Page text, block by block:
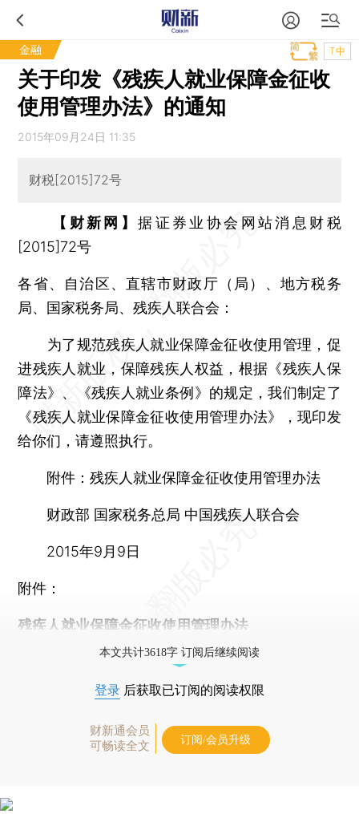
金融 T中
关于印发《残疾人就业保障金征收
使用管理办法》的通知
2015年09月24日 11:35
财税[2015]72号
【财新网】据证券业协会网站消息财税
[2015]72号
各省、自治区、直辖市财政厅（局）、地方税务
局、国家税务局、残疾人联合会：
为了规范残疾人就业保障金征收使用管理，促
进残疾人就业，保障残疾人权益，根据《残疾人保
障法》、《残疾人就业条例》的规定，我们制定了
《残疾人就业保障金征收使用管理办法》，现印发
给你们，请遵照执行。
附件：残疾人就业保障金征收使用管理办法
财政部 国家税务总局 中国残疾人联合会
2015年9月9日
附件：
残疾人就业保障金征收使用管理办法
本文共计3618字 订阅后继续阅读
登录 后获取已订阅的阅读权限
财新通会员
可畅读全文
订阅/会员升级